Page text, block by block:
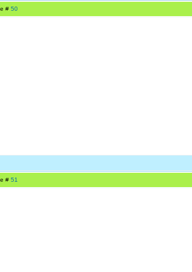
# 50
# 51